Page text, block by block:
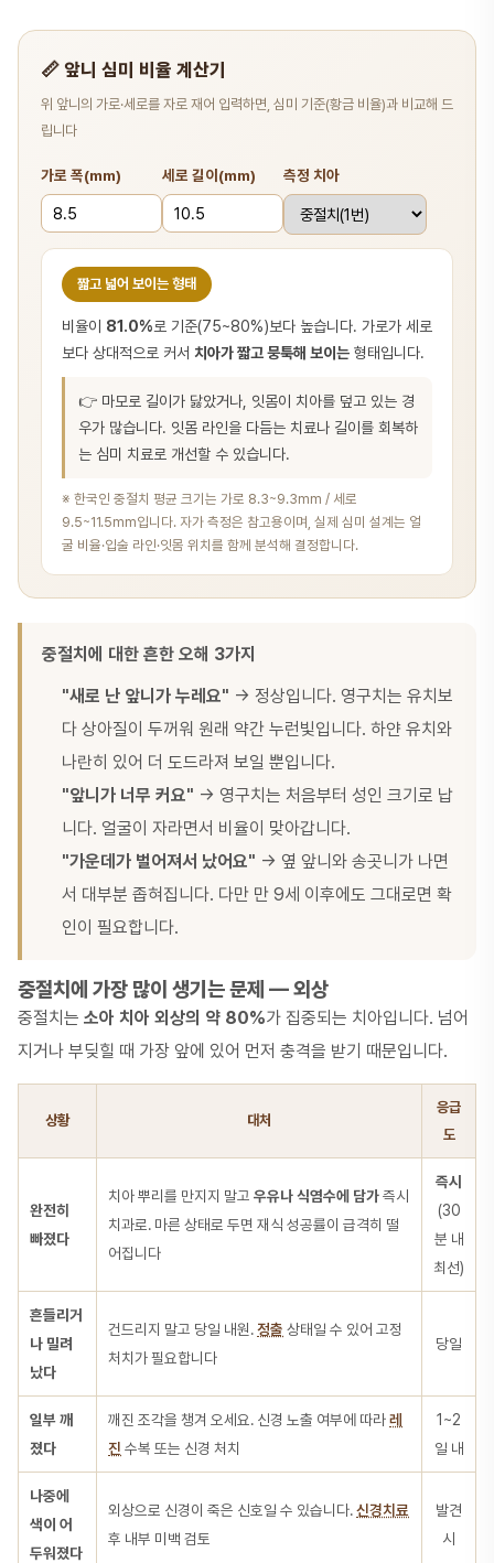
📏 앞니 심미 비율 계산기
위 앞니의 가로·세로를 자로 재어 입력하면, 심미 기준(황금 비율)과 비교해 드
립니다
가로 폭(mm) 세로 길이(mm) 측정 치아
짧고 넓어 보이는 형태
비율이 81.0%로 기준(75~80%)보다 높습니다. 가로가 세로
보다 상대적으로 커서 치아가 짧고 뭉툭해 보이는 형태입니다.
👉 마모로 길이가 닳았거나, 잇몸이 치아를 덮고 있는 경
우가 많습니다. 잇몸 라인을 다듬는 치료나 길이를 회복하
는 심미 치료로 개선할 수 있습니다.
※ 한국인 중절치 평균 크기는 가로 8.3~9.3mm / 세로
9.5~11.5mm입니다. 자가 측정은 참고용이며, 실제 심미 설계는 얼
굴 비율·입술 라인·잇몸 위치를 함께 분석해 결정합니다.
중절치에 대한 흔한 오해 3가지
"새로 난 앞니가 누레요" → 정상입니다. 영구치는 유치보
다 상아질이 두꺼워 원래 약간 누런빛입니다. 하얀 유치와
나란히 있어 더 도드라져 보일 뿐입니다.
"앞니가 너무 커요" → 영구치는 처음부터 성인 크기로 납
니다. 얼굴이 자라면서 비율이 맞아갑니다.
"가운데가 벌어져서 났어요" → 옆 앞니와 송곳니가 나면
서 대부분 좁혀집니다. 다만 만 9세 이후에도 그대로면 확
인이 필요합니다.
중절치에 가장 많이 생기는 문제 — 외상
중절치는 소아 치아 외상의 약 80%가 집중되는 치아입니다. 넘어
지거나 부딪힐 때 가장 앞에 있어 먼저 충격을 받기 때문입니다.
상황 대처
응급
도
완전히
빠졌다
치아 뿌리를 만지지 말고 우유나 식염수에 담가즉시
치과로. 마른 상태로 두면 재식 성공률이 급격히 떨
어집니다
즉시
(30
분 내
최선)
흔들리거
나 밀려
났다
건드리지 말고 당일 내원.정출 상태일 수 있어 고정
처치가 필요합니다
당일
일부 깨
졌다
깨진 조각을 챙겨 오세요. 신경 노출 여부에 따라레
진 수복 또는 신경 처치
1~2
일 내
나중에
색이 어
두워졌다
외상으로 신경이 죽은 신호일 수 있습니다.신경치료
후 내부 미백 검토
발견
시